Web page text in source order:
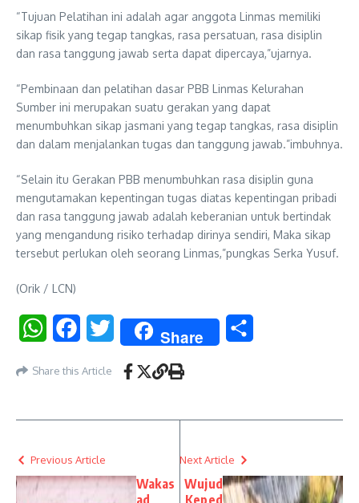
“Tujuan Pelatihan ini adalah agar anggota Linmas memiliki
sikap fisik yang tegap tangkas, rasa persatuan, rasa disiplin
dan rasa tanggung jawab serta dapat dipercaya,”ujarnya.
“Pembinaan dan pelatihan dasar PBB Linmas Kelurahan
Sumber ini merupakan suatu gerakan yang dapat
menumbuhkan sikap jasmani yang tegap tangkas, rasa disiplin
dan dalam menjalankan tugas dan tanggung jawab.”imbuhnya.
“Selain itu Gerakan PBB menumbuhkan rasa disiplin guna
mengutamakan kepentingan tugas diatas kepentingan pribadi
dan rasa tanggung jawab adalah keberanian untuk bertindak
yang mengandung risiko terhadap dirinya sendiri, Maka sikap
tersebut perlukan oleh seorang Linmas,”pungkas Serka Yusuf.
(Orik / LCN)
WhatsAppFacebookTwitter Share
Share this Article
Previous Article
Wakas
ad
Next Article
Wujud
Keped